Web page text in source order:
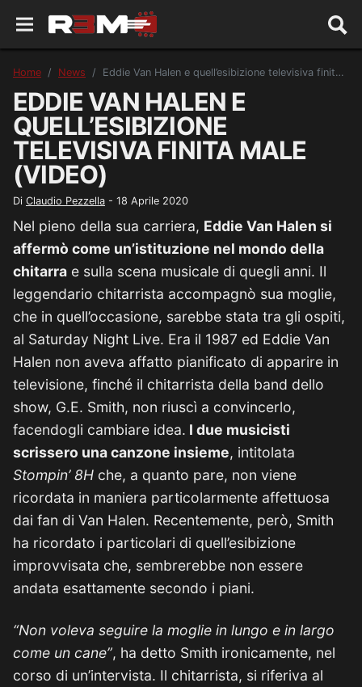
Home News Eddie Van Halen e quell’esibizione televisiva finita male (VIDEO)
EDDIE VAN HALEN E
QUELL’ESIBIZIONE
TELEVISIVA FINITA MALE
(VIDEO)
Di Claudio Pezzella - 18 Aprile 2020
Nel pieno della sua carriera, Eddie Van Halen si
affermò come un’istituzione nel mondo della
chitarra e sulla scena musicale di quegli anni. Il
leggendario chitarrista accompagnò sua moglie,
che in quell’occasione, sarebbe stata tra gli ospiti,
al Saturday Night Live. Era il 1987 ed Eddie Van
Halen non aveva affatto pianificato di apparire in
televisione, finché il chitarrista della band dello
show, G.E. Smith, non riuscì a convincerlo,
facendogli cambiare idea. I due musicisti
scrissero una canzone insieme, intitolata
Stompin’ 8H che, a quanto pare, non viene
ricordata in maniera particolarmente affettuosa
dai fan di Van Halen. Recentemente, però, Smith
ha ricordato i particolari di quell’esibizione
improvvisata che, sembrerebbe non essere
andata esattamente secondo i piani.
“Non voleva seguire la moglie in lungo e in largo
come un cane”, ha detto Smith ironicamente, nel
corso di un’intervista. Il chitarrista, si riferiva al